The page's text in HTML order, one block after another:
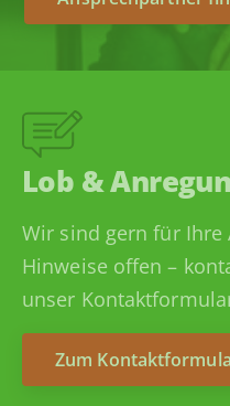
Lob &
Wir sind gern für Ihre
Hinweise offen –
unser
Zum